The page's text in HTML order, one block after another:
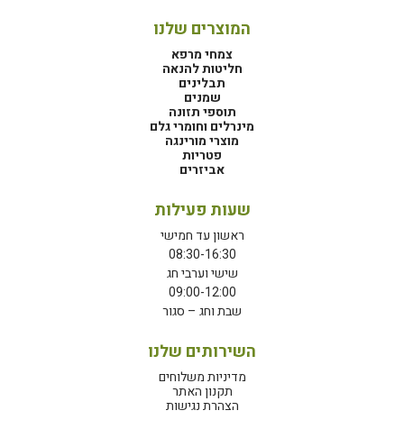
המוצרים שלנו
צמחי מרפא
חליטות להנאה
תבלינים
שמנים
תוספי תזונה
מינרלים וחומרי גלם
מוצרי מורינגה
פטריות
אביזרים
שעות פעילות
ראשון עד חמישי
08:30-16:30
שישי וערבי חג
09:00-12:00
שבת וחג – סגור
השירותים שלנו
מדיניות משלוחים
תקנון האתר
הצהרת נגישות